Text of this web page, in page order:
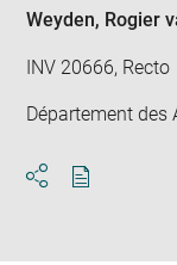
Weyden, Rogier
INV 20666, Recto
Département des